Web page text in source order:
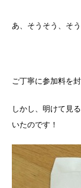
あ、そうそう、そ
ご丁寧に参加料を
しかし、明けて見
いたのです！